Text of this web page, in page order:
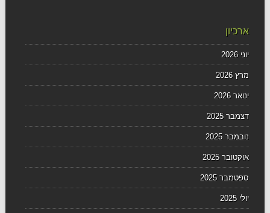
ארכיון
יוני 2026
מרץ 2026
ינואר 2026
דצמבר 2025
נובמבר 2025
אוקטובר 2025
ספטמבר 2025
יולי 2025